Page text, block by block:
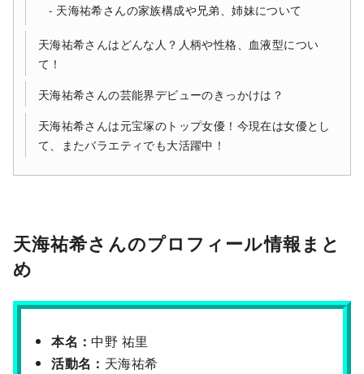
天海祐希さんの家族構成や兄弟、姉妹について
天海祐希さんはどんな人？人柄や性格、血液型につい
て！
天海祐希さんの芸能界デビューのきっかけは？
天海祐希さんは元宝塚のトップ女優！今現在は女優とし
て、またバラエティでも大活躍中！
天海祐希さんのプロフィール情報まと
め
本名：中野 祐里
活動名： 天海祐希